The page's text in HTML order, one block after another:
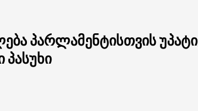
პარლამენტისთვის
პასუხი